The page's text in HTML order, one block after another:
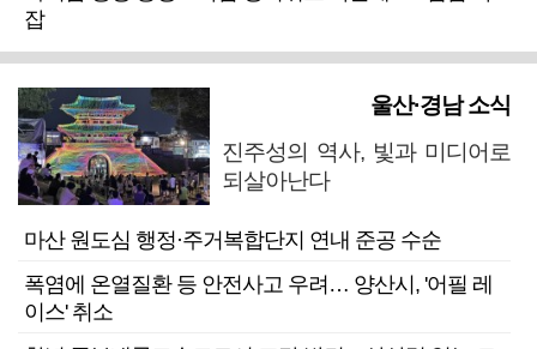
잡
울산·경남 소식
진주성의 역사, 빛과 미디어로
되살아난다
마산 원도심 행정·주거복합단지 연내 준공 수순
폭염에 온열질환 등 안전사고 우려… 양산시, '어필 레
이스' 취소